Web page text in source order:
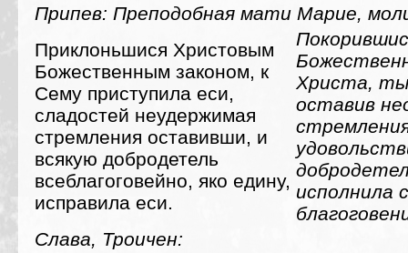
Припев: Преподобная мати Марие,
Приклоньшися Христовым
Божественным законом, к
Сему приступила еси,
сладостей неудержимая
стремления оставивши, и
всякую добродетель
всеблагоговейно, яко едину,
исправила еси.
Христа, ты
оставив
исполнила
Слава, Троичен: